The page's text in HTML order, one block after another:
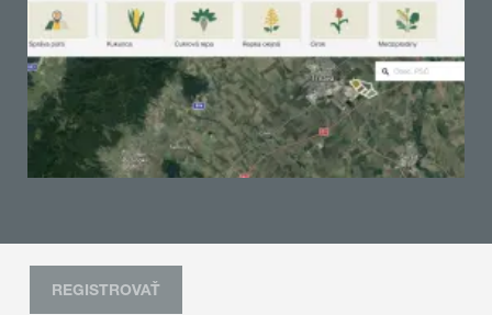
REGISTROVAŤ